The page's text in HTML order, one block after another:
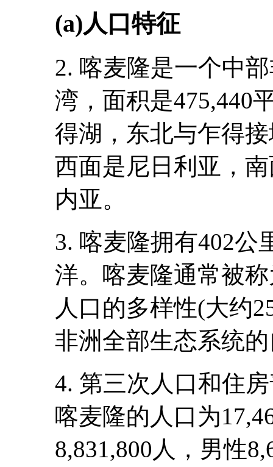
(a)人口特征
2. 喀麦隆是一个中
湾，面积是475,440
得湖，东北与乍得
西面是尼日利亚，
内亚。
3. 喀麦隆拥有402公
洋。喀麦隆通常被
人口的多样性(大约
非洲全部生态系统
4. 第三次人口和住
喀麦隆的人口为
8,831,800人，男性